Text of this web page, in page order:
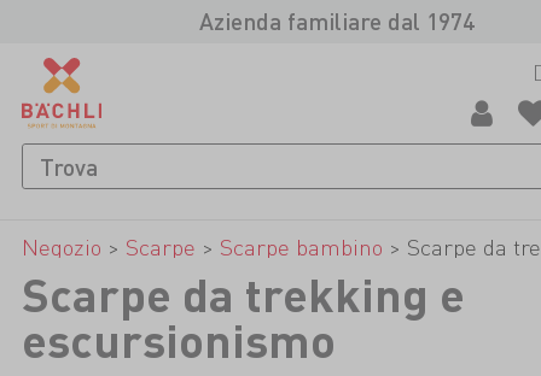
Azienda familiare dal 1974
Negozio > Scarpe > Scarpe bambino > Scarpe da
Scarpe da trekking e
escursionismo